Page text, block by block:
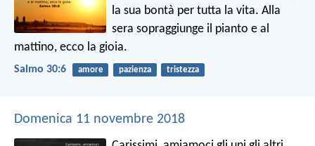
la sua bontà per tutta la vita. Alla
sera sopraggiunge il pianto e al
mattino, ecco la gioia.
Salmo 30:6 amore pazienza tristezza
Domenica 11 novembre 2018